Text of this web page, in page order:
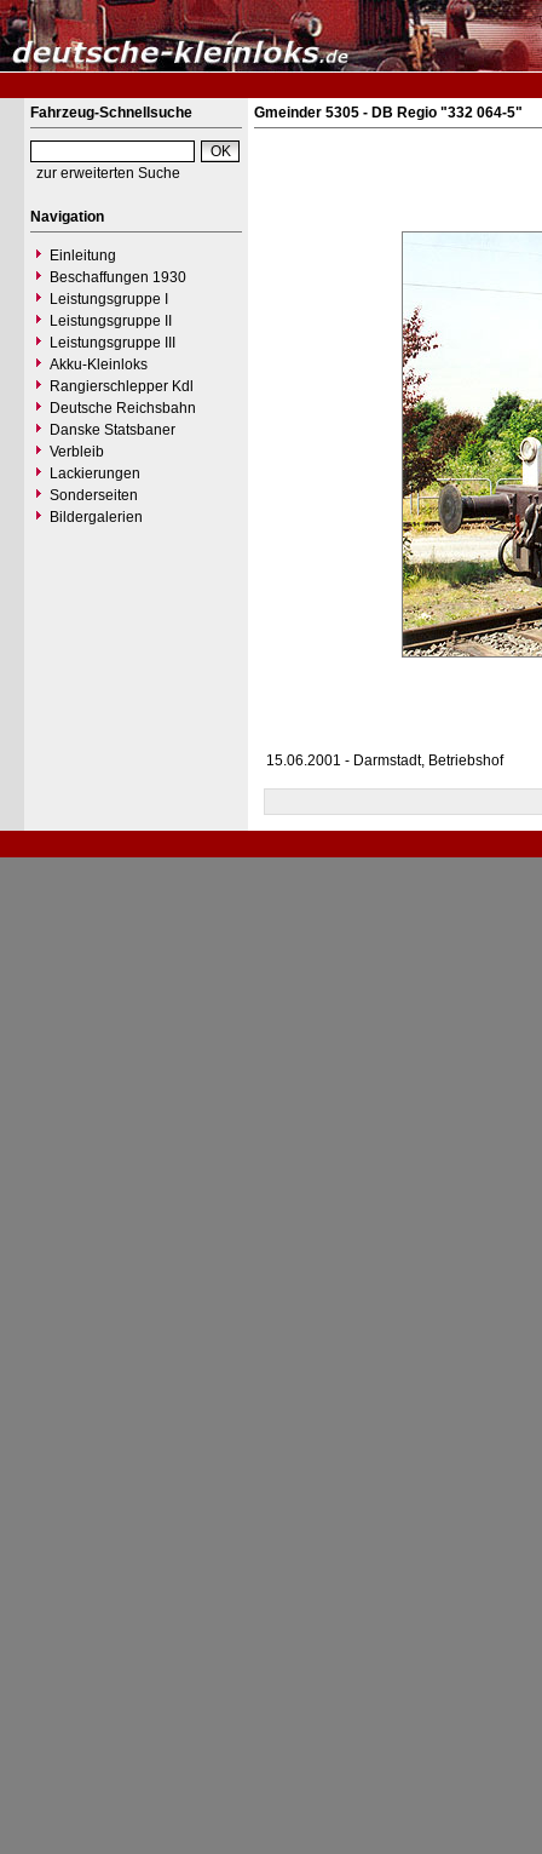
Fahrzeug-Schnellsuche
zur erweiterten Suche
Navigation
Einleitung
Beschaffungen 1930
Leistungsgruppe I
Leistungsgruppe II
Leistungsgruppe III
Akku-Kleinloks
Rangierschlepper Kdl
Deutsche Reichsbahn
Danske Statsbaner
Verbleib
Lackierungen
Sonderseiten
Bildergalerien
Gmeinder 5305 - DB Regio "332 064-5"
15.06.2001 - Darmstadt, Betriebshof